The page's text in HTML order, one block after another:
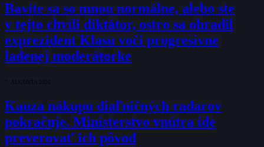
Bavíte sa so mnou normálne, alebo ste
v tejto chvíli diktátor, ostro sa ohradil
exprezident Klasu voči progresívne
ladenej moderátorke
7. AUGUSTA 2026
Kauza nákupu diaľničných radarov
pokračuje. Ministerstvo vnútra ide
preverovať ich pôvod